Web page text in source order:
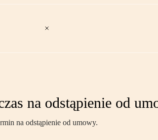
na odstąpienie od
na odstąpienie od umowy.